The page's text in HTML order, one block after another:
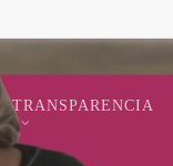
TRANSPARENCIA